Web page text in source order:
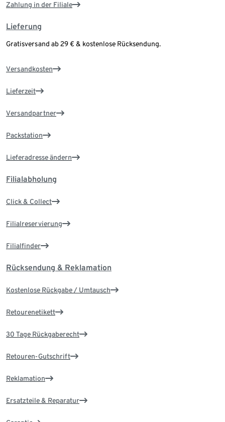
Zahlung in der Filiale
Lieferung
Gratisversand ab 29 € & kostenlose Rücksendung.
Versandkosten
Lieferzeit
Versandpartner
Packstation
Lieferadresse ändern
Filialabholung
Click & Collect
Filialreservierung
Filialfinder
Rücksendung & Reklamation
Kostenlose Rückgabe / Umtausch
Retourenetikett
30 Tage Rückgaberecht
Retouren-Gutschrift
Reklamation
Ersatzteile & Reparatur